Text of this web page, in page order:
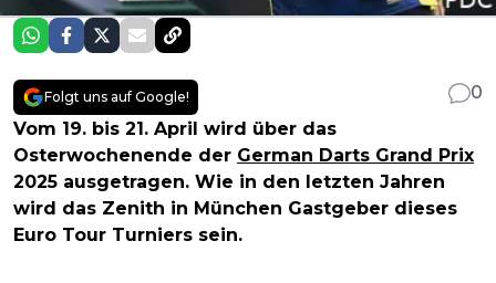
Folgt uns auf Google!
0
Vom 19. bis 21. April wird über das
Osterwochenende der German Darts Grand Prix
2025 ausgetragen. Wie in den letzten Jahren
wird das Zenith in München Gastgeber dieses
Euro Tour Turniers sein.